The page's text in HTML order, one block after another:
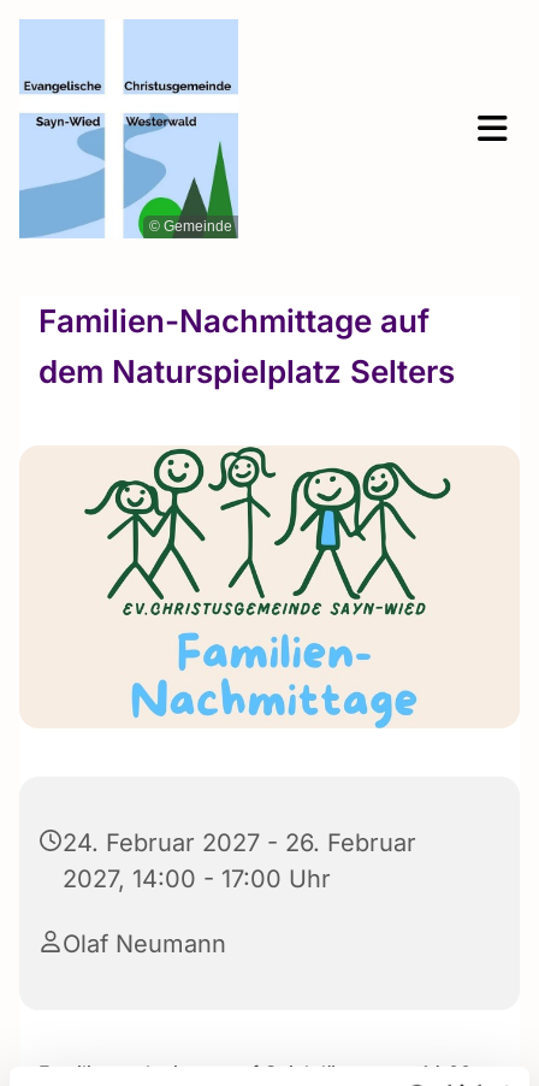
© Gemeinde
Familien-Nachmittage auf
dem Naturspielplatz Selters
24. Februar 2027 - 26. Februar
2027, 14:00 - 17:00 Uhr
Olaf Neumann
Familiennachmittage auf Spielplätzen von 14:00